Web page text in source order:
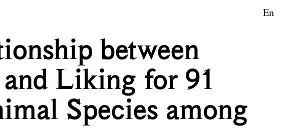
En
between
Liking for 91
Species among